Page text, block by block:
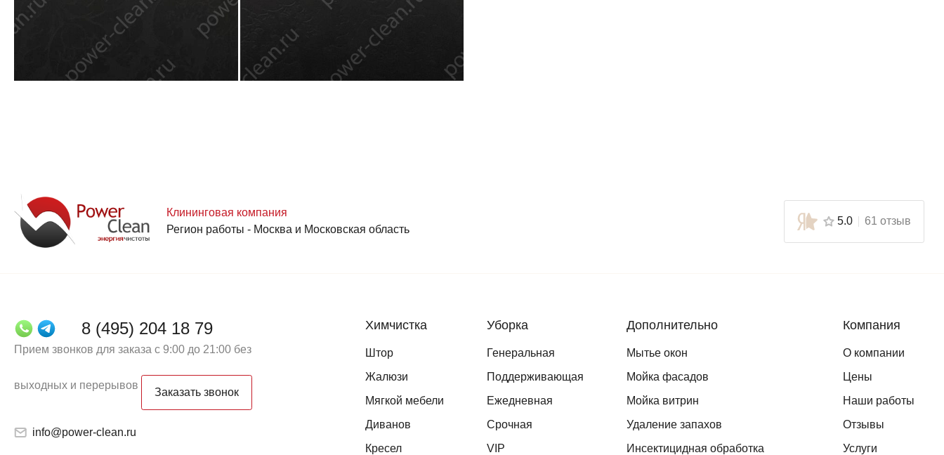
Клининговая компания
Регион работы - Москва и Московская область
5.0 61 отзыв
8 (495) 204 18 79
Прием звонков для заказа с 9:00 до 21:00 без
выходных и перерывов
Заказать звонок
info@power-clean.ru
Химчистка
Штор
Жалюзи
Мягкой мебели
Диванов
Кресел
Уборка
Генеральная
Поддерживающая
Ежедневная
Срочная
VIP
Дополнительно
Мытье окон
Мойка фасадов
Мойка витрин
Удаление запахов
Инсектицидная обработка
Компания
О компании
Цены
Наши работы
Отзывы
Услуги